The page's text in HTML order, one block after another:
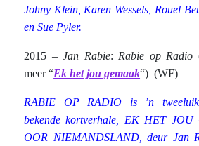
Johny Klein, Karen Wessels, Rouel
en Sue Pyler.
2015 –Jan Rabie: Rabie op Radio
meer “Ek het jou gemaak“) (WF)
RABIE OP RADIO is ’n
bekende kortverhale, EK HET
OOR NIEMANDSLAND, deur Jan